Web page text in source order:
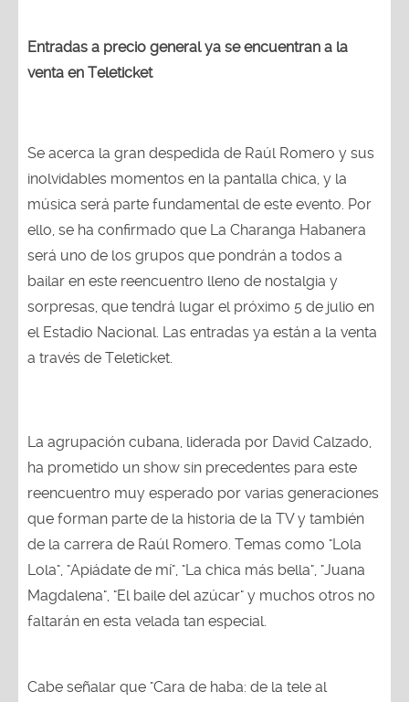
Entradas a precio general ya se encuentran a la
venta en Teleticket
Se acerca la gran despedida de Raúl Romero y sus
inolvidables momentos en la pantalla chica, y la
música será parte fundamental de este evento. Por
ello, se ha confirmado que La Charanga Habanera
será uno de los grupos que pondrán a todos a
bailar en este reencuentro lleno de nostalgia y
sorpresas, que tendrá lugar el próximo 5 de julio en
el Estadio Nacional. Las entradas ya están a la venta
a través de Teleticket.
La agrupación cubana, liderada por David Calzado,
ha prometido un show sin precedentes para este
reencuentro muy esperado por varias generaciones
que forman parte de la historia de la TV y también
de la carrera de Raúl Romero. Temas como "Lola
Lola", "Apiádate de mí", "La chica más bella", "Juana
Magdalena", "El baile del azúcar" y muchos otros no
faltarán en esta velada tan especial.
Cabe señalar que "Cara de haba: de la tele al